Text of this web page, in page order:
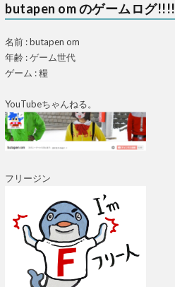
butapen om のゲームログ!!!!
名前 : butapen om
年齢 : ゲーム世代
ゲーム : 糧
YouTubeちゃんねる。
フリージン